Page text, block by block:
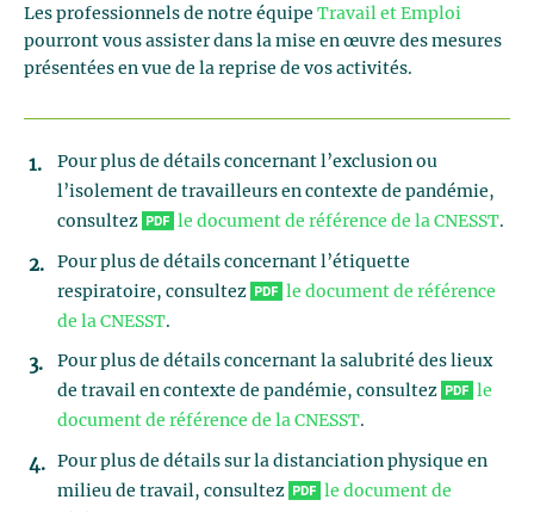
Les professionnels de notre équipe Travail et Emploi
pourront vous assister dans la mise en œuvre des mesures
présentées en vue de la reprise de vos activités.
Pour plus de détails concernant l’exclusion ou
l’isolement de travailleurs en contexte de pandémie,
consultez
le document de référence de la CNESST.
Pour plus de détails concernant l’étiquette
respiratoire, consultez
le document de référence
de la CNESST.
Pour plus de détails concernant la salubrité des lieux
de travail en contexte de pandémie, consultez
le
document de référence de la CNESST.
Pour plus de détails sur la distanciation physique en
milieu de travail, consultez
le document de